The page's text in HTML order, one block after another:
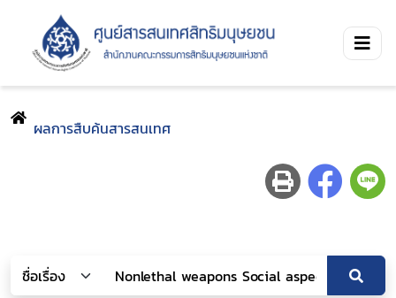
ผลการสืบค้นสารสนเทศ